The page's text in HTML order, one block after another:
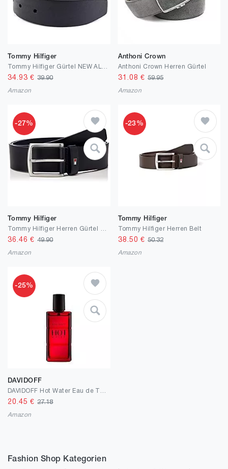
Tommy Hilfiger
34.93 €39.90
Amazon
Anthoni Crown
Anthoni Crown Herren Gürtel
31.08 € 59.95
Amazon
-27%
Tommy Hilfiger
36.46 €49.90
Amazon
-23%
Tommy Hilfiger
Tommy Hilfiger Herren Belt
38.50 € 50.32
Amazon
-25%
DAVIDOFF
20.45 €27.18
Amazon
Fashion Shop Kategorien